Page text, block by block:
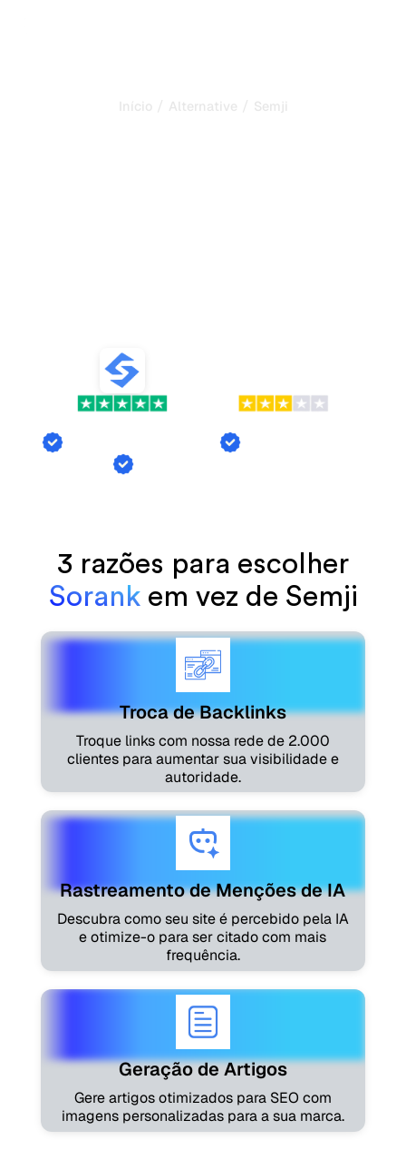
Início / Alternative / Semji
Troca de Backlinks
Menções de Al
Geração de Artigos
3 razões para escolher
Sorankem vez de Semji
Troca de Backlinks
Troque links com nossa rede de 2.000
clientes para aumentar sua visibilidade e
autoridade.
Rastreamento de Menções de IA
Descubra como seu site é percebido pela IA
e otimize-o para ser citado com mais
frequência.
Geração de Artigos
Gere artigos otimizados para SEO com
imagens personalizadas para a sua marca.